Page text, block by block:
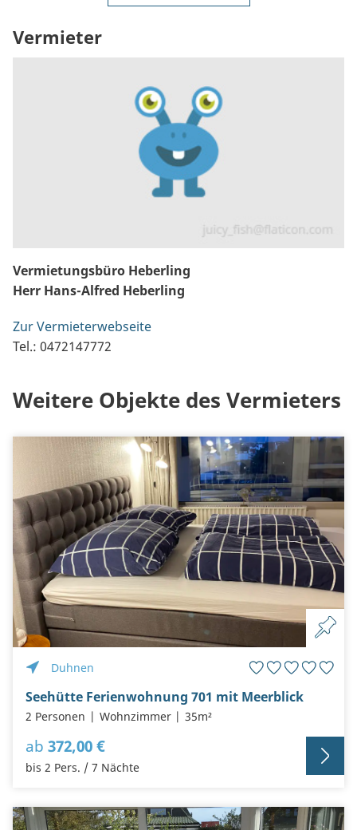
Vermieter
Vermietungsbüro Heberling
Herr Hans-Alfred Heberling
Zur Vermieterwebseite
Tel.: 0472147772
Weitere Objekte des Vermieters
Duhnen
Seehütte Ferienwohnung 701 mit Meerblick
2 Personen Wohnzimmer 35m²
ab 372,00 €
bis 2 Pers. / 7 Nächte